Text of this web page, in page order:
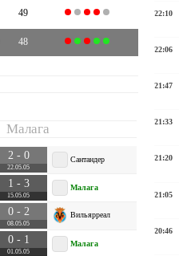
49
48
Малага
2 - 0
22.05.05
Сантандер
1 - 3
15.05.05
Малага
0 - 2
08.05.05
Вильярреал
0 - 1
01.05.05
Малага
22:10
22:06
21:47
21:33
21:20
21:05
20:46